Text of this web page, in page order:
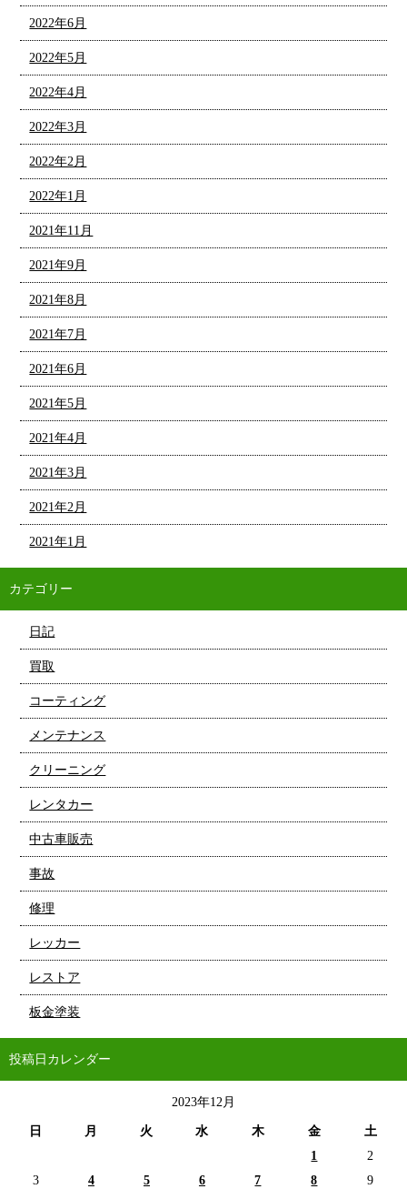
2022年6月
2022年5月
2022年4月
2022年3月
2022年2月
2022年1月
2021年11月
2021年9月
2021年8月
2021年7月
2021年6月
2021年5月
2021年4月
2021年3月
2021年2月
2021年1月
カテゴリー
日記
買取
コーティング
メンテナンス
クリーニング
レンタカー
中古車販売
事故
修理
レッカー
レストア
板金塗装
投稿日カレンダー
2023年12月
日 月 火 水 木 金
土
1
2
3
4 5 6 7 8
9